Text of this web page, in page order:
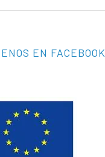
EN FACEBOOK